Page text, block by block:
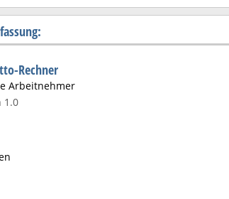
Rechner
Arbeitnehmer
1.0